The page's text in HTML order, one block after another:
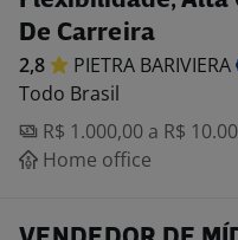
De Carreira
2,8 PIETRA BARIVIERA
Todo Brasil
R$ 1.000,00 a R$
Home office